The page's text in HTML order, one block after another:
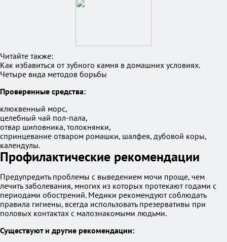
Читайте также:
Как избавиться от зубного камня в домашних условиях.
Четыре вида методов борьбы
Проверенные средства:
клюквенный морс,
целебный чай пол-пала,
отвар шиповника, толокнянки,
спринцевание отваром ромашки, шалфея, дубовой коры,
календулы.
Профилактические рекомендации
Предупредить проблемы с выведением мочи проще, чем
лечить заболевания, многих из которых протекают годами с
периодами обострений. Медики рекомендуют соблюдать
правила гигиены, всегда использовать презервативы при
половых контактах с малознакомыми людьми.
Существуют и другие рекомендации: